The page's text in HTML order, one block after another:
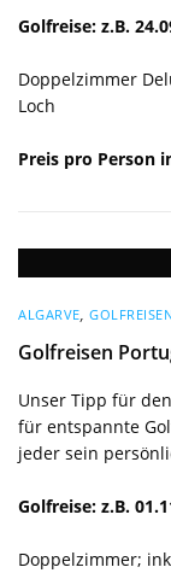
Golfreise: z.B.
Doppelzimmer
Loch
Preis pro Person
ALGARVE,
Golfreisen
Unser Tipp für
für entspannte
jeder sein
Golfreise: z.B.
Doppelzimmer;